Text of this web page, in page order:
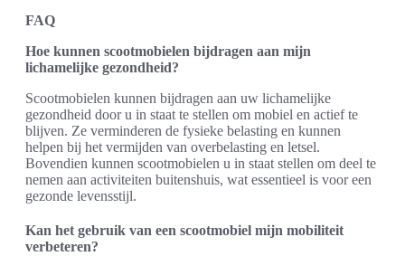
FAQ
Hoe kunnen scootmobielen bijdragen aan mijn
lichamelijke gezondheid?
Scootmobielen kunnen bijdragen aan uw lichamelijke
gezondheid door u in staat te stellen om mobiel en actief te
blijven. Ze verminderen de fysieke belasting en kunnen
helpen bij het vermijden van overbelasting en letsel.
Bovendien kunnen scootmobielen u in staat stellen om deel te
nemen aan activiteiten buitenshuis, wat essentieel is voor een
gezonde levensstijl.
Kan het gebruik van een scootmobiel mijn mobiliteit
verbeteren?